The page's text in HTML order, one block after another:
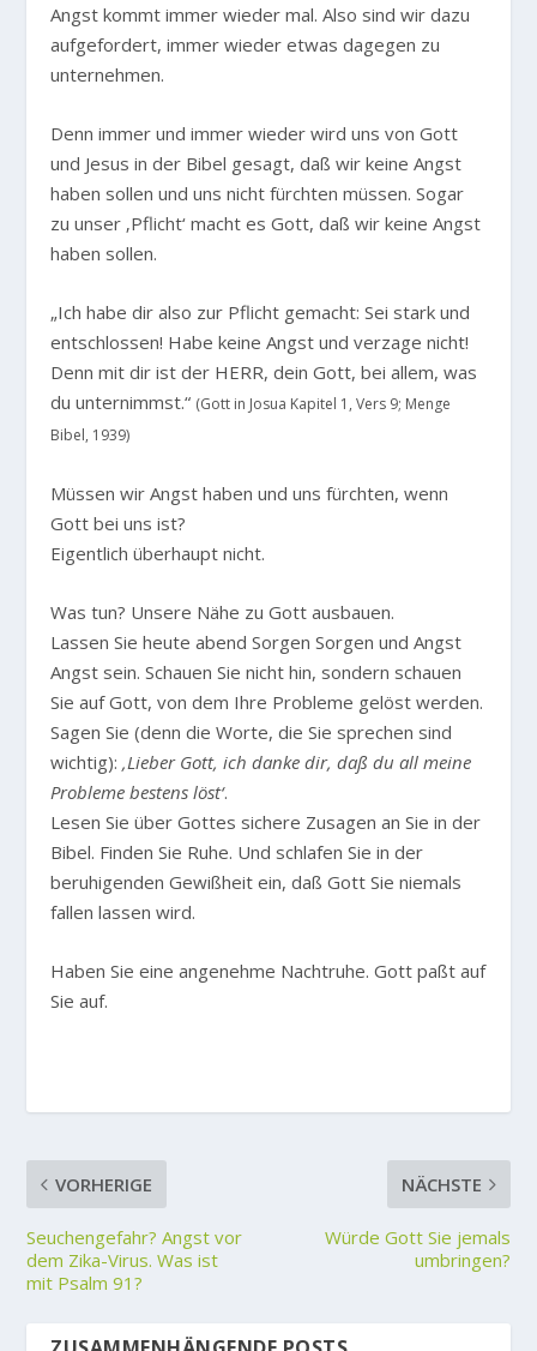
Angst kommt immer wieder mal. Also sind wir dazu
aufgefordert, immer wieder etwas dagegen zu
unternehmen.
Denn immer und immer wieder wird uns von Gott
und Jesus in der Bibel gesagt, daß wir keine Angst
haben sollen und uns nicht fürchten müssen. Sogar
zu unser ‚Pflicht‘ macht es Gott, daß wir keine Angst
haben sollen.
„Ich habe dir also zur Pflicht gemacht: Sei stark und
entschlossen! Habe keine Angst und verzage nicht!
Denn mit dir ist der HERR, dein Gott, bei allem, was
du unternimmst.“ (Gott in Josua Kapitel 1, Vers 9; Menge
Bibel, 1939)
Müssen wir Angst haben und uns fürchten, wenn
Gott bei uns ist?
Eigentlich überhaupt nicht.
Was tun? Unsere Nähe zu Gott ausbauen.
Lassen Sie heute abend Sorgen Sorgen und Angst
Angst sein. Schauen Sie nicht hin, sondern schauen
Sie auf Gott, von dem Ihre Probleme gelöst werden.
Sagen Sie (denn die Worte, die Sie sprechen sind
wichtig):‚Lieber Gott, ich danke dir, daß du all meine
Probleme bestens löst‘.
Lesen Sie über Gottes sichere Zusagen an Sie in der
Bibel. Finden Sie Ruhe. Und schlafen Sie in der
beruhigenden Gewißheit ein, daß Gott Sie niemals
fallen lassen wird.
Haben Sie eine angenehme Nachtruhe. Gott paßt auf
Sie auf.
VORHERIGE
Seuchengefahr? Angst vor
dem Zika-Virus. Was ist
mit Psalm 91?
NÄCHSTE
Würde Gott Sie jemals
umbringen?